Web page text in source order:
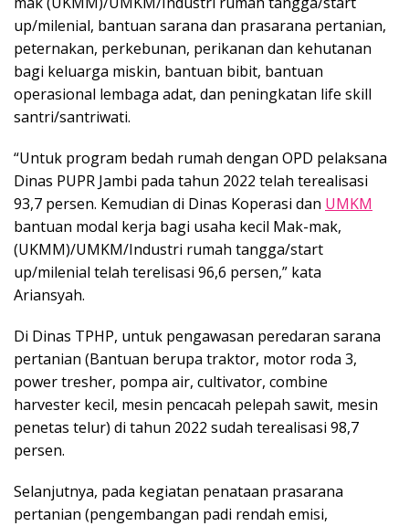
up/milenial, bantuan sarana dan prasarana pertanian,
peternakan, perkebunan, perikanan dan kehutanan
bagi keluarga miskin, bantuan bibit, bantuan
operasional lembaga adat, dan peningkatan life skill
santri/santriwati.
“Untuk program bedah rumah dengan OPD pelaksana
Dinas PUPR Jambi pada tahun 2022 telah terealisasi
93,7 persen. Kemudian di Dinas Koperasi dan UMKM
bantuan modal kerja bagi usaha kecil Mak-mak,
(UKMM)/UMKM/Industri rumah tangga/start
up/milenial telah terelisasi 96,6 persen,” kata
Ariansyah.
Di Dinas TPHP, untuk pengawasan peredaran sarana
pertanian (Bantuan berupa traktor, motor roda 3,
power tresher, pompa air, cultivator, combine
harvester kecil, mesin pencacah pelepah sawit, mesin
penetas telur) di tahun 2022 sudah terealisasi 98,7
persen.
Selanjutnya, pada kegiatan penataan prasarana
pertanian (pengembangan padi rendah emisi,